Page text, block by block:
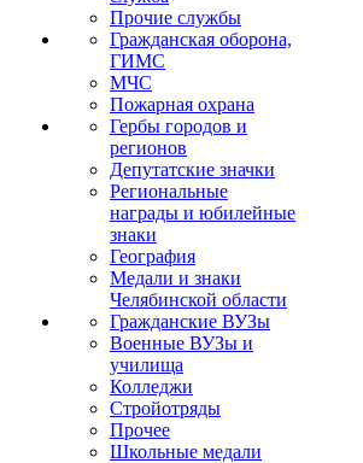
Прочие службы
Гражданская оборона,
ГИМС
МЧС
Пожарная охрана
Гербы городов и
регионов
Депутатские значки
Региональные
награды и юбилейные
знаки
География
Медали и знаки
Челябинской области
Гражданские ВУЗы
Военные ВУЗы и
училища
Колледжи
Стройотряды
Прочее
Школьные медали